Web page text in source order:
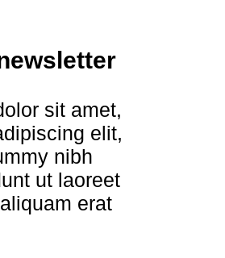
sit amet,
elit,
nibh
ut laoreet
erat